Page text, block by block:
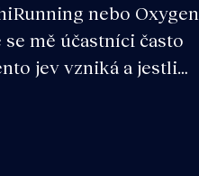
nebo Oxygen
se mě účastníci často
jev vzniká a jestli…